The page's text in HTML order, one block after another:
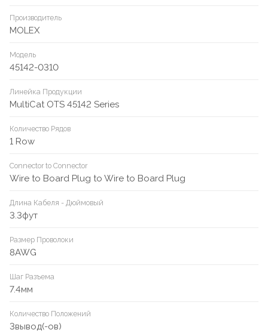
Производитель
MOLEX
Модель
45142-0310
Линейка Продукции
MultiCat OTS 45142 Series
Количество Рядов
1 Row
Connector to Connector
Wire to Board Plug to Wire to Board Plug
Длина Кабеля - Дюймовый
3.3фут
Размер Проволоки
8AWG
Шаг Разъема
7.4мм
Количество Положений
3вывод(-ов)